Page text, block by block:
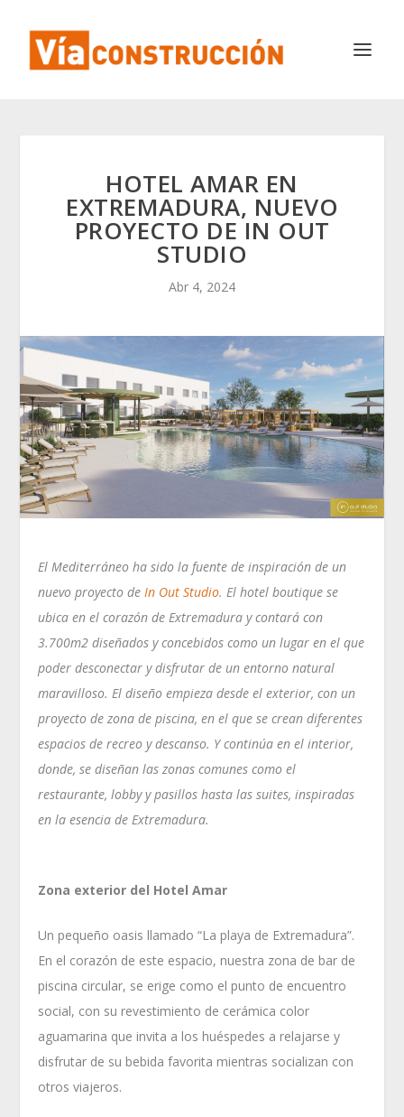
HOTEL AMAR EN
EXTREMADURA, NUEVO
PROYECTO DE IN OUT
STUDIO
Abr 4, 2024
El Mediterráneo ha sido la fuente de inspiración de un
nuevo proyecto de In Out Studio. El hotel boutique se
ubica en el corazón de Extremadura y contará con
3.700m2 diseñados y concebidos como un lugar en el que
poder desconectar y disfrutar de un entorno natural
maravilloso. El diseño empieza desde el exterior, con un
proyecto de zona de piscina, en el que se crean diferentes
espacios de recreo y descanso. Y continúa en el interior,
donde, se diseñan las zonas comunes como el
restaurante, lobby y pasillos hasta las suites, inspiradas
en la esencia de Extremadura.
Zona exterior del Hotel Amar
Un pequeño oasis llamado “La playa de Extremadura”.
En el corazón de este espacio, nuestra zona de bar de
piscina circular, se erige como el punto de encuentro
social, con su revestimiento de cerámica color
aguamarina que invita a los huéspedes a relajarse y
disfrutar de su bebida favorita mientras socializan con
otros viajeros.